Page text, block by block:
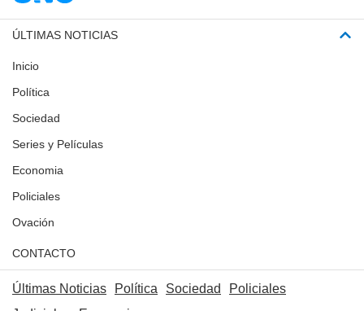
ÚLTIMAS NOTICIAS
Inicio
Política
Sociedad
Series y Películas
Economia
Policiales
Ovación
CONTACTO
Últimas Noticias Política Sociedad
Policiales